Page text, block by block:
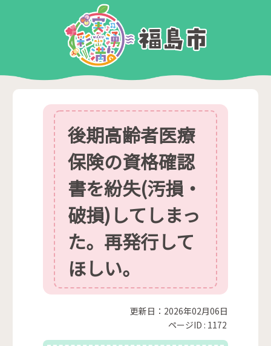
後期高齢者医療
保険の資格確認
書を紛失(汚損・
破損)してしまっ
た。再発行して
ほしい。
更新日：2026年02月06日
ページID : 1172